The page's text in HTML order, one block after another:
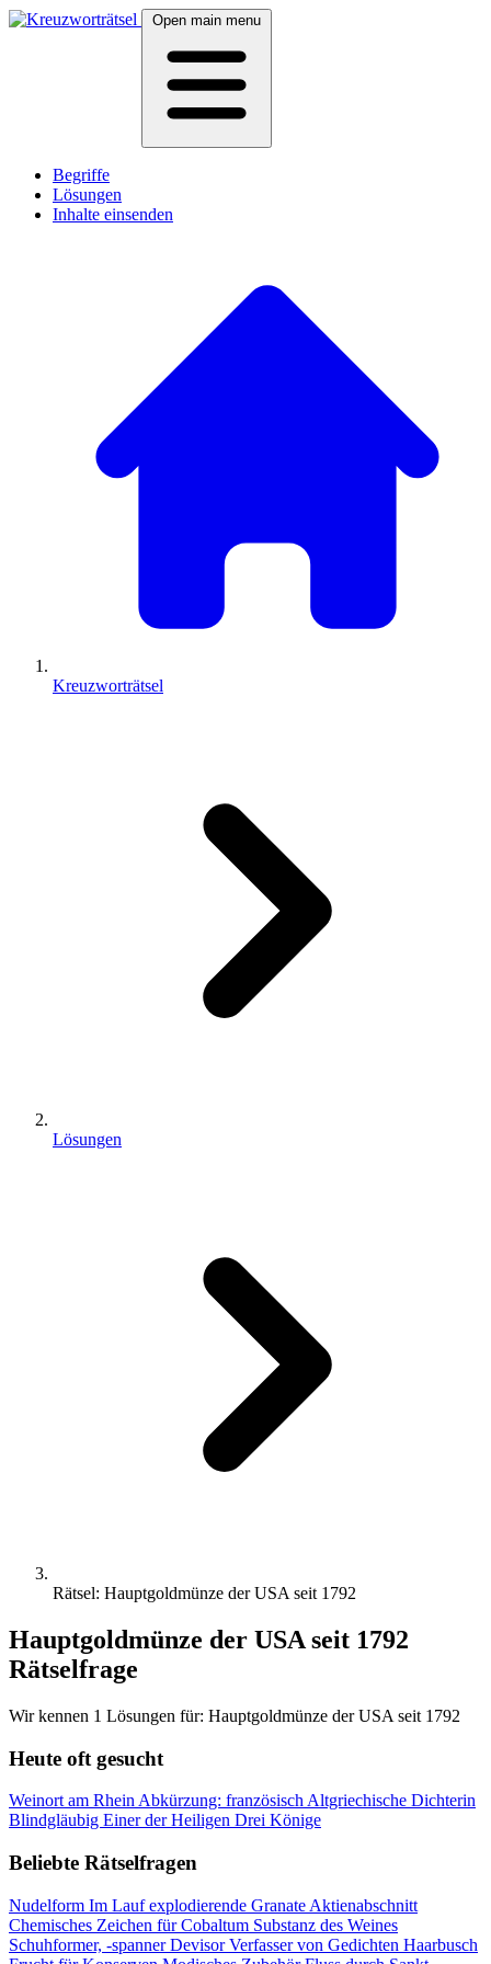
Open main menu
Begriffe
Lösungen
Inhalte einsenden
Kreuzworträtsel
Lösungen
Rätsel: Hauptgoldmünze der USA seit 1792
Hauptgoldmünze der USA seit 1792
Rätselfrage
Wir kennen 1 Lösungen für: Hauptgoldmünze der USA seit 1792
Heute oft gesucht
Weinort am Rhein Abkürzung: französisch Altgriechische Dichterin
Blindgläubig Einer der Heiligen Drei Könige
Beliebte Rätselfragen
Nudelform Im Lauf explodierende Granate Aktienabschnitt
Chemisches Zeichen für Cobaltum Substanz des Weines
Schuhformer, -spannerDevisorVerfasser von Gedichten Haarbusch